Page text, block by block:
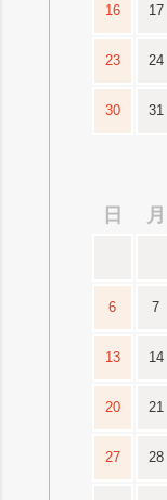
16 17
23 24
30 31
日
月
6 7
13 14
20 21
27 28